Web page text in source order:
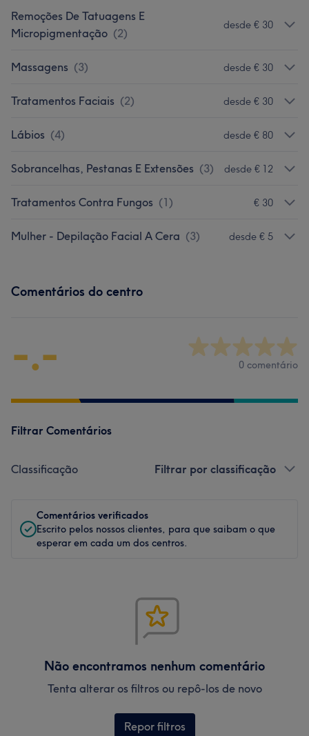
Remoções De Tatuagens E
Micropigmentação (2)
desde € 30
Massagens (3) desde € 30
Tratamentos Faciais (2) desde € 30
Lábios (4) desde € 80
Sobrancelhas, Pestanas E Extensões (3) desde € 12
Tratamentos Contra Fungos (1) € 30
Mulher - Depilação Facial A Cera (3) desde € 5
Comentários do centro
-.- 0 comentário
Filtrar Comentários
Classificação Filtrar por classificação
Comentários verificados
Escrito pelos nossos clientes, para que saibam o que
esperar em cada um dos centros.
Não encontramos nenhum comentário
Tenta alterar os filtros ou repô-los de novo
Repor filtros